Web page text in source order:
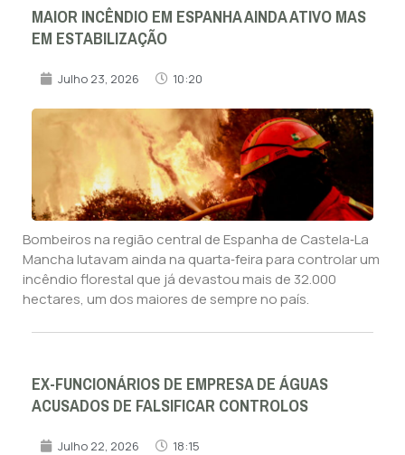
MAIOR INCÊNDIO EM ESPANHA AINDA ATIVO MAS
EM ESTABILIZAÇÃO
Julho 23, 2026 10:20
Bombeiros na região central de Espanha de Castela‑La
Mancha lutavam ainda na quarta‑feira para controlar um
incêndio florestal que já devastou mais de 32.000
hectares, um dos maiores de sempre no país.
EX-FUNCIONÁRIOS DE EMPRESA DE ÁGUAS
ACUSADOS DE FALSIFICAR CONTROLOS
Julho 22, 2026 18:15